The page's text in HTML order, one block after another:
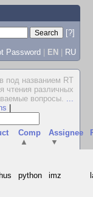
[?]
Password | EN | RU
под названием RТ
чтения различных
вопросы. ...
Comp
▲
Assignee
▼
python imz